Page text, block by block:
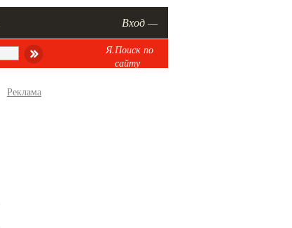
Вход —
Я.Поиск по
сайту
Реклама